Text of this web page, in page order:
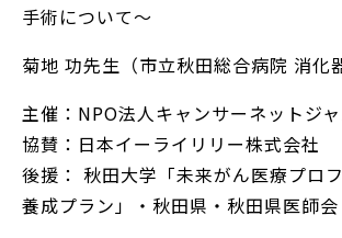
手術について～
菊地 功先生（市立秋田総合病院 消化
主催：NPO法人キャンサーネットジ
協賛：日本イーライリリー株式会社
後援： 秋田大学「未来がん医療プロ
養成プラン」・秋田県・秋田県医師会